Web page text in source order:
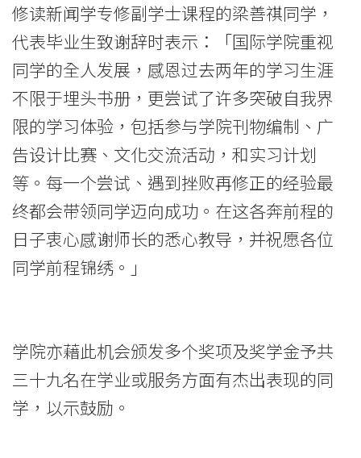
发
副
学
士
或
高
级
文
书
修读新闻学专修副学士课程的梁善祺同学，
代表毕业生致谢辞时表示：「国际学院重视
同学的全人发展，感恩过去两年的学习生涯
不限于埋头书册，更尝试了许多突破自我界
限的学习体验，包括参与学院刊物编制、广
告设计比赛、文化交流活动，和实习计划
等。每一个尝试、遇到挫败再修正的经验最
终都会带领同学迈向成功。在这各奔前程的
日子衷心感谢师长的悉心教导，并祝愿各位
同学前程锦绣。」
学院亦藉此机会颁发多个奖项及奖学金予共
三十九名在学业或服务方面有杰出表现的同
学，以示鼓励。